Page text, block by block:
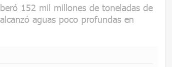
152 mil millones de toneladas de
aguas poco profundas en